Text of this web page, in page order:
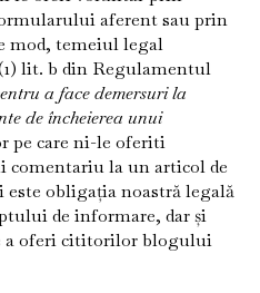
aferent sau prin
mod, temeiul legal
lit. b din Regulamentul
a face demersuri la
de încheierea unui
pe care ni-le oferiti
comentariu la un articol de
obligația noastră legală
de informare, dar și
a oferi cititorilor blogului